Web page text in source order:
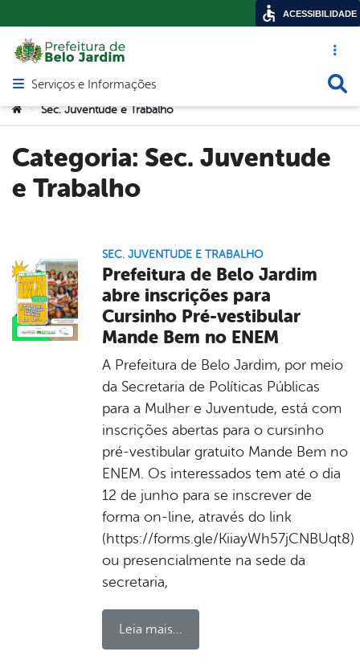
Acesso
Abrir menu principal de navegação
Serviços e Informações
Você está aqui:
> Sec. Juventude e Trabalho
Categoria: Sec. Juventude
e Trabalho
SEC. JUVENTUDE E TRABALHO
Prefeitura de Belo Jardim
abre inscrições para
Cursinho Pré-vestibular
Mande Bem no ENEM
A Prefeitura de Belo Jardim, por meio
da Secretaria de Políticas Públicas
para a Mulher e Juventude, está com
inscrições abertas para o cursinho
pré-vestibular gratuito Mande Bem no
ENEM. Os interessados tem até o dia
12 de junho para se inscrever de
forma on-line, através do link
(https://forms.gle/KiiayWh57jCNBUqt8)
ou presencialmente na sede da
secretaria,
Leia mais...
ACESSIBILIDADE